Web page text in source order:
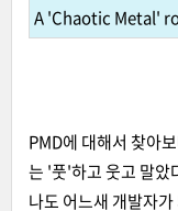
A 'Chaotic Metal'
PMD에 대해서 찾아
는 '풋'하고 웃고 말았
나도 어느새 개발자